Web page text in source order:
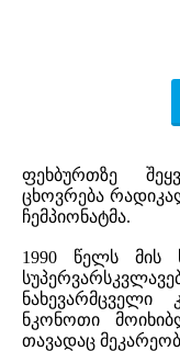
ფეხბურთზე
ცხოვრება
ჩემპიონატმა.
1990 წელს მის
ნკონოთი
თავადაც